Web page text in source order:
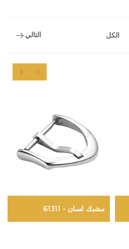
الكل التالي
مشبك لسان - 61311